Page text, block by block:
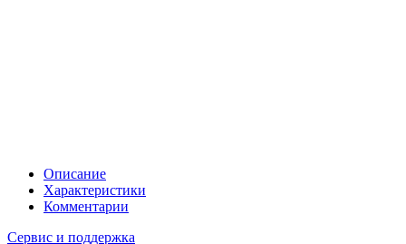
Описание
Характеристики
Комментарии
Сервис и поддержка